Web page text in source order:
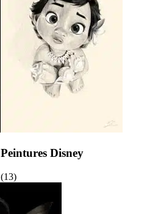
Peintures Disney
(13)